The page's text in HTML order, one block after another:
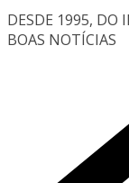
DESDE 1995, DO
BOAS NOTÍCIAS